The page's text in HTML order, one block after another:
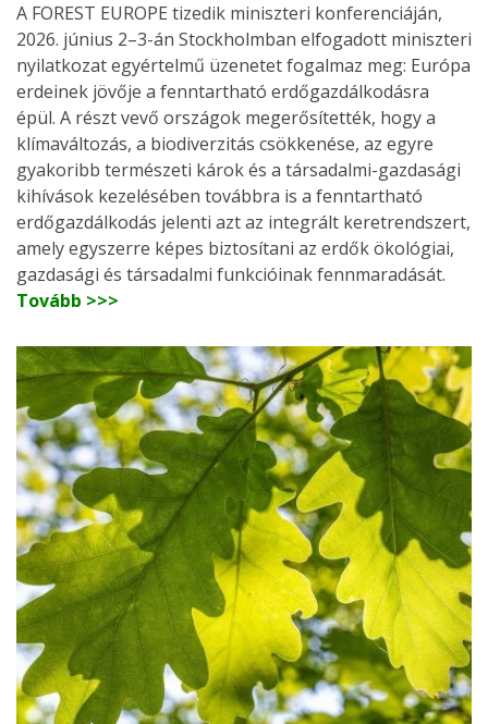
A FOREST EUROPE tizedik miniszteri konferenciáján,
2026. június 2–3-án Stockholmban elfogadott miniszteri
nyilatkozat egyértelmű üzenetet fogalmaz meg: Európa
erdeinek jövője a fenntartható erdőgazdálkodásra
épül. A részt vevő országok megerősítették, hogy a
klímaváltozás, a biodiverzitás csökkenése, az egyre
gyakoribb természeti károk és a társadalmi-gazdasági
kihívások kezelésében továbbra is a fenntartható
erdőgazdálkodás jelenti azt az integrált keretrendszert,
amely egyszerre képes biztosítani az erdők ökológiai,
gazdasági és társadalmi funkcióinak fennmaradását.
Tovább >>>